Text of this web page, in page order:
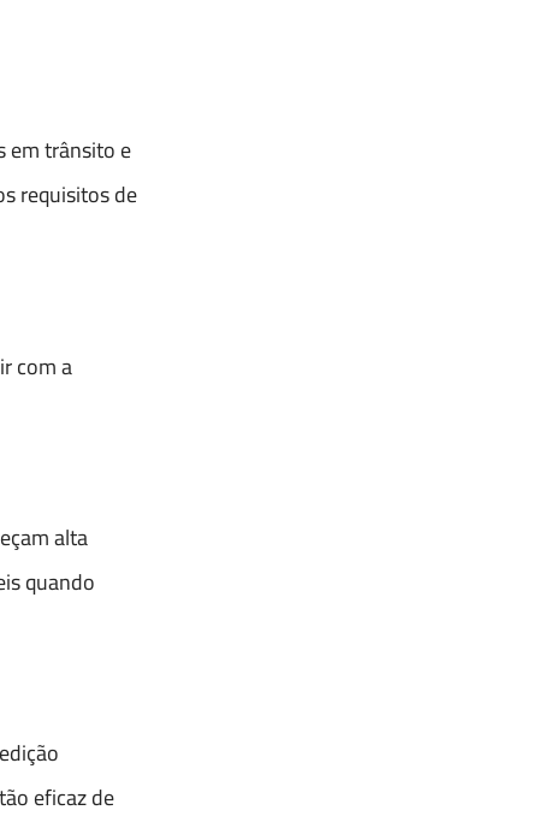
em trânsito e
requisitos de
com a
alta
quando
eficaz de